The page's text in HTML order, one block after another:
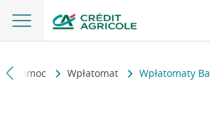
i pomoc Wpłatomat Wpłatomaty